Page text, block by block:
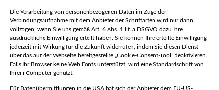
Die Verarbeitung von personenbezogenen Daten im Zuge der
Verbindungsaufnahme mit dem Anbieter der Schriftarten wird nur dann
vollzogen, wenn Sie uns gemäß Art. 6 Abs. 1 lit. a DSGVO dazu Ihre
ausdrückliche Einwilligung erteilt haben. Sie können Ihre erteilte Einwilligung
jederzeit mit Wirkung für die Zukunft widerrufen, indem Sie diesen Dienst
über das auf der Webseite bereitgestellte „Cookie-Consent-Tool“ deaktivieren.
Falls Ihr Browser keine Web Fonts unterstützt, wird eine Standardschrift von
Ihrem Computer genutzt.
Für Datenübermittlungen in die USA hat sich der Anbieter dem EU-US-